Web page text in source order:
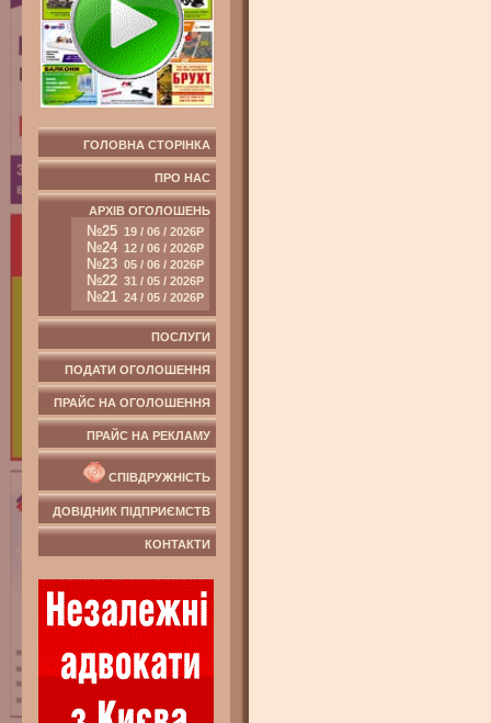
ГОЛОВНА СТОРІНКА
ПРО НАС
АРХІВ ОГОЛОШЕНЬ
№25 19 / 06 / 2026Р
№24 12 / 06 / 2026Р
№23 05 / 06 / 2026Р
№22 31 / 05 / 2026Р
№21 24 / 05 / 2026Р
ПОСЛУГИ
ПОДАТИ ОГОЛОШЕННЯ
ПРАЙС НА ОГОЛОШЕННЯ
ПРАЙС НА РЕКЛАМУ
СПІВДРУЖНІСТЬ
ДОВІДНИК ПІДПРИЄМСТВ
КОНТАКТИ